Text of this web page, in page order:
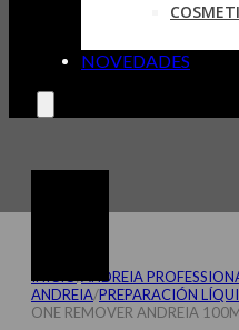
NOVEDADES
ANDREIA
ANDREIA/PREPARACIÓN
ONE REMOVER ANDREIA